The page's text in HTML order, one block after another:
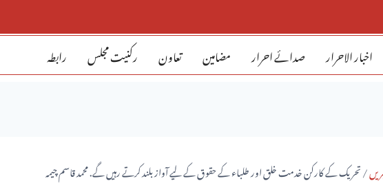
اخبار الاحرار صدائے احرار مضامین تعاون رکنیت مجلس رابطہ
/تحریک کے کارکن خدمت خلق اور طلباء کے حقوق کے لیے آواز بلند کرتے رہیں گے. محمد قاسم چیمہ